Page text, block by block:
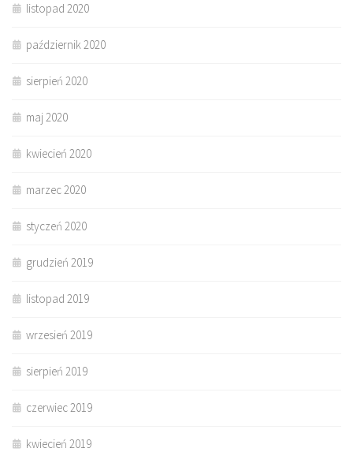
listopad 2020
październik 2020
sierpień 2020
maj 2020
kwiecień 2020
marzec 2020
styczeń 2020
grudzień 2019
listopad 2019
wrzesień 2019
sierpień 2019
czerwiec 2019
kwiecień 2019